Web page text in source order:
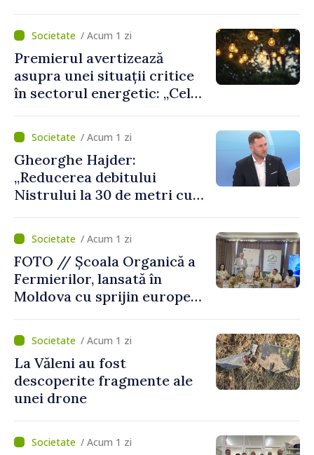
/ Acum 1 zi
Premierul avertizează
asupra unei situații critice
în sectorul energetic: „Cel
putea cumpăra nici curent
de avarie”/ Acum 1 zi
Gheorghe Hajder:
„Reducerea debitului
Nistrului la 30 de metri cubi
„catastrofă naturală”
/ Acum 1 zi
FOTO // Școala Organică a
Fermierilor, lansată în
Moldova cu sprijin european
agriculturii durabile
/ Acum 1 zi
La Văleni au fost
descoperite fragmente ale
unei drone
/ Acum 1 zi